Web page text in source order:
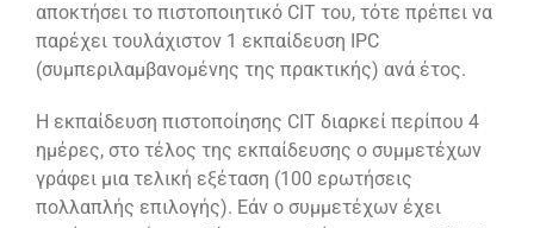
αποκτήσει το πιστοποιητικό CIT του, τότε πρέπει να
παρέχει τουλάχιστον 1 εκπαίδευση IPC
(συμπεριλαμβανομένης της πρακτικής) ανά έτος.
Η εκπαίδευση πιστοποίησης CIT διαρκεί περίπου 4
ημέρες, στο τέλος της εκπαίδευσης ο συμμετέχων
γράφει μια τελική εξέταση (100 ερωτήσεις
πολλαπλής επιλογής). Εάν ο συμμετέχων έχει